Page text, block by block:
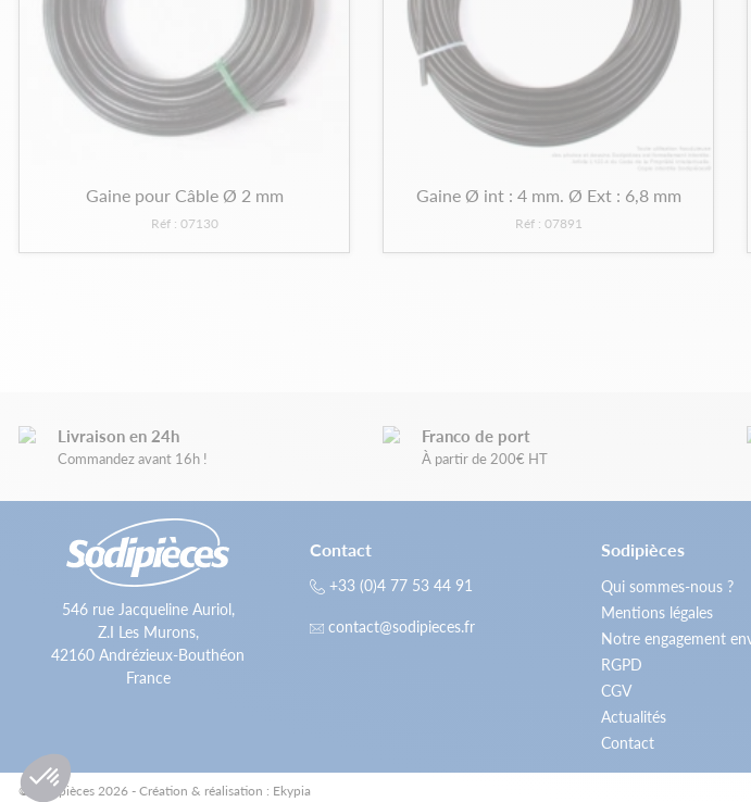
Gaine pour Câble Ø 2 mm
Réf : 07130
Gaine Ø int : 4 mm. Ø Ext : 6,8 mm
Réf : 07891
Livraison en 24h
Commandez avant 16h !
Franco de port
À partir de 200€ HT
546 rue Jacqueline Auriol,
Z.I Les Murons,
42160 Andrézieux-Bouthéon
France
Contact
+33 (0)4 77 53 44 91
contact@sodipieces.fr
Sodipièces
Qui sommes-nous ?
Mentions légales
Notre engagement
RGPD
CGV
Actualités
Contact
© Sodipièces 2026 - Création & réalisation : Ekypia